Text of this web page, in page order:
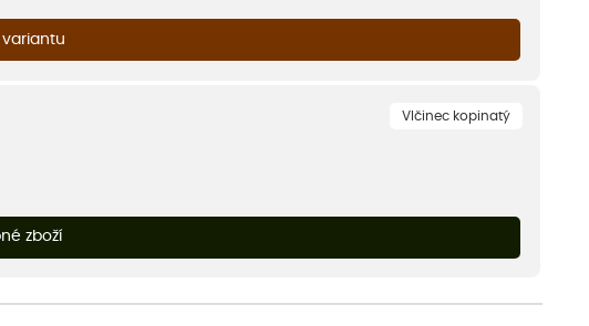
Vlčinec kopinatý
zboží